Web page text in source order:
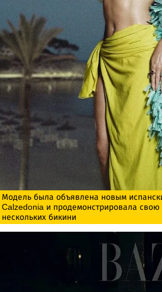
Модель была объявлена ​​новым
Calzedonia и продемонстрировала
нескольких бикини